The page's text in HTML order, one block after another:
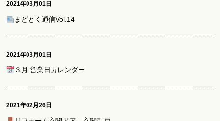
2021年03月01日
まどとく通信Vol.14
2021年03月01日
３月 営業日カレンダー
2021年02月26日